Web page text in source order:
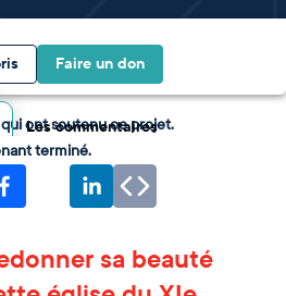
Faire un don
Les commentaires
ont soutenu ce projet.
terminé.
sa beauté